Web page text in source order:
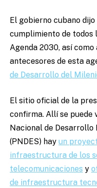
El gobierno cubano
cumplimiento de todos
Agenda 2030, así
antecesores de esta
de Desarrollo del
El sitio oficial de la
confirma. Allí se puede
Nacional de
(PNDES) hay un
infraestructura de los
telecomunicaciones y
de infraestructura